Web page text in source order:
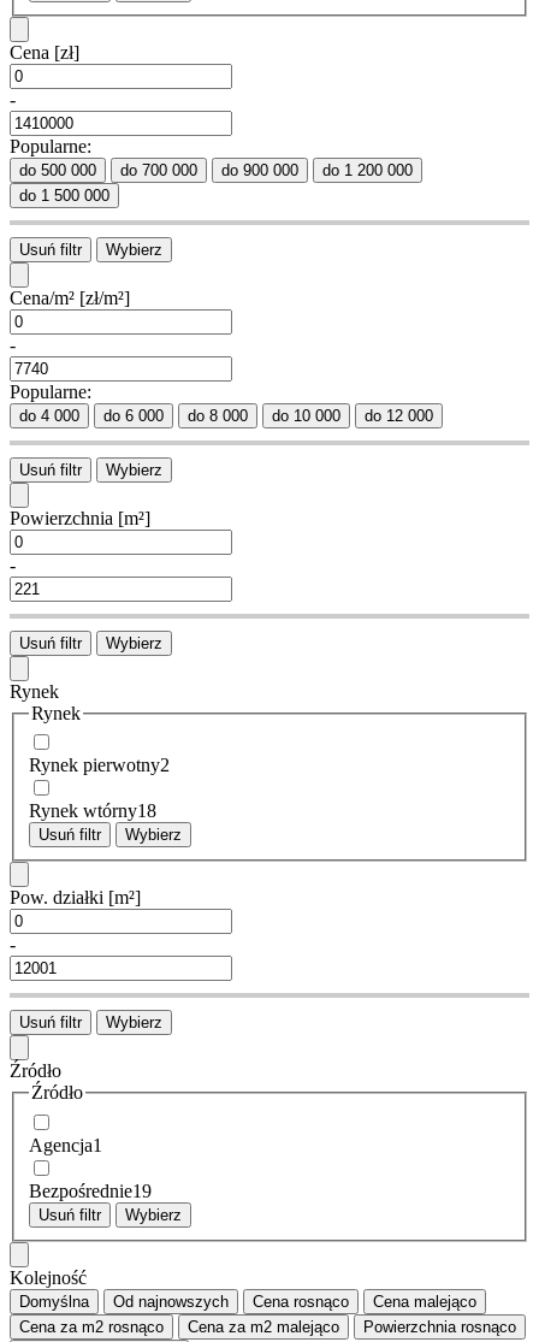
Cena [zł]
-
Popularne:
do 500 000 do 700 000 do 900 000
do 1 200 000
do 1 500 000
Usuń filtr Wybierz
Cena/m² [zł/m²]
-
Popularne:
do 4 000 do 6 000 do 8 000 do 10 000 do 12 000
Usuń filtr Wybierz
Powierzchnia [m²]
-
Usuń filtr Wybierz
Rynek
Rynek
Rynek pierwotny2
Rynek wtórny18
Usuń filtr Wybierz
Pow. działki [m²]
-
Usuń filtr Wybierz
Źródło
Źródło
Agencja1
Bezpośrednie19
Usuń filtr Wybierz
Kolejność
Domyślna Od najnowszych Cena rosnąco Cena malejąco
Cena za m2 rosnąco Cena za m2 malejąco Powierzchnia rosnąco